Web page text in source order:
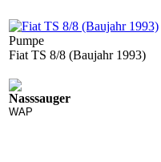
Pumpe
Fiat TS 8/8 (Baujahr 1993)
Nasssauger
WAP